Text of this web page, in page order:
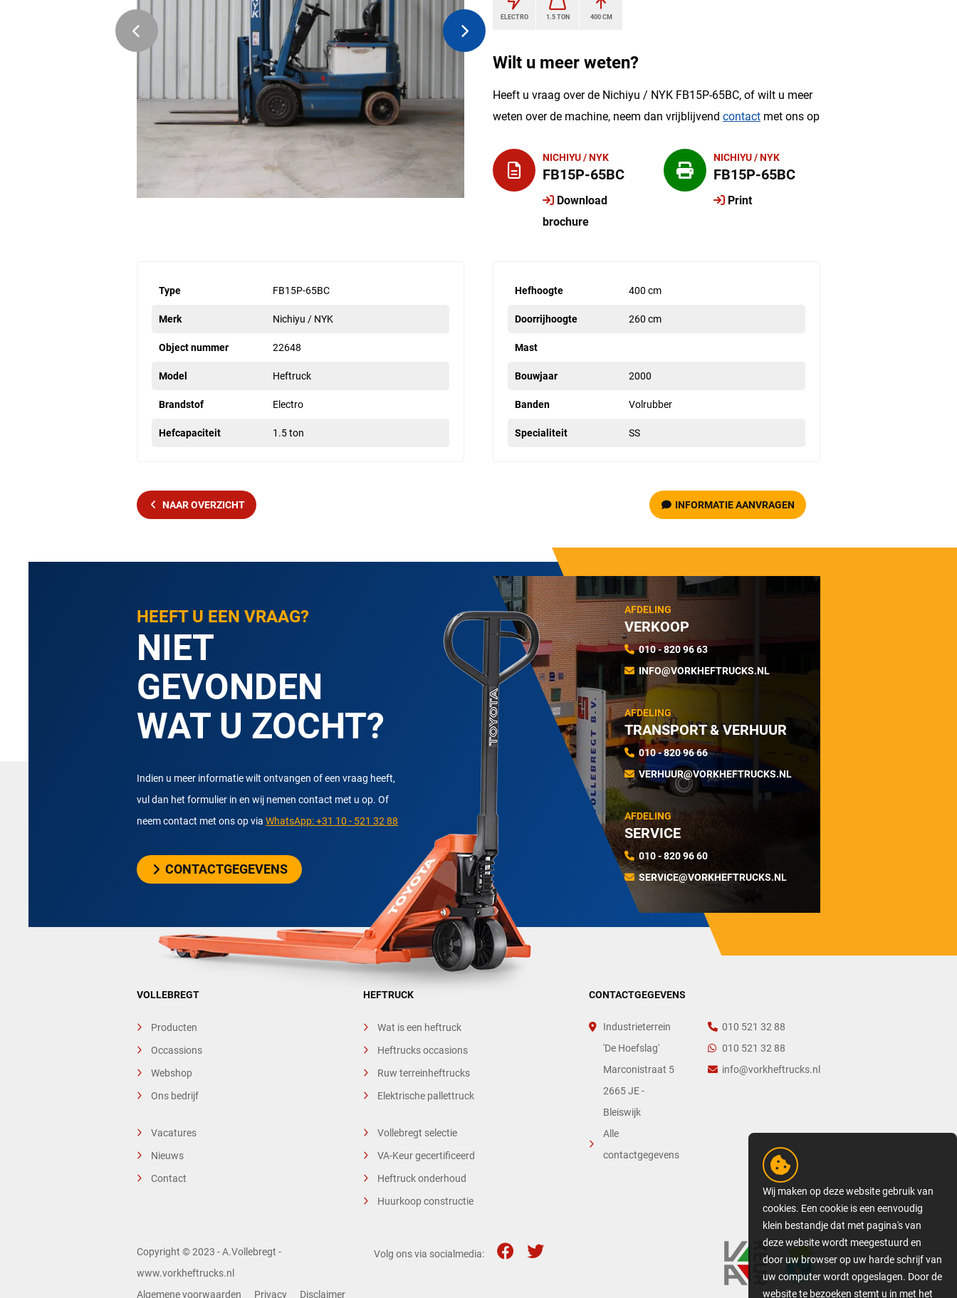
ELECTRO 1.5 TON 400 CM
Wilt u meer weten?
Heeft u vraag over de Nichiyu / NYK FB15P-65BC, of wilt u meer
weten over de machine, neem dan vrijblijvend contact met ons op
NICHIYU / NYK
FB15P-65BC
Download
brochure
NICHIYU / NYK
FB15P-65BC
Print
Type FB15P-65BC
Merk Nichiyu / NYK
Object nummer 22648
Model Heftruck
Brandstof Electro
Hefcapaciteit 1.5 ton
Hefhoogte 400 cm
Doorrijhoogte 260 cm
Mast
Bouwjaar 2000
Banden Volrubber
Specialiteit SS
NAAR OVERZICHT INFORMATIE AANVRAGEN
HEEFT U EEN VRAAG?
NIET
GEVONDEN
WAT U ZOCHT?
Indien u meer informatie wilt ontvangen of een vraag heeft,
vul dan het formulier in en wij nemen contact met u op. Of
neem contact met ons op via WhatsApp: +31 10 - 521 32 88
CONTACTGEGEVENS
AFDELING
VERKOOP
010 - 820 96 63
INFO@VORKHEFTRUCKS.NL
AFDELING
TRANSPORT & VERHUUR
010 - 820 96 66
VERHUUR@VORKHEFTRUCKS.NL
AFDELING
SERVICE
010 - 820 96 60
SERVICE@VORKHEFTRUCKS.NL
VOLLEBREGT
Producten
Occassions
Webshop
Ons bedrijf
Vacatures
Nieuws
Contact
HEFTRUCK
Wat is een heftruck
Heftrucks occasions
Ruw terreinheftrucks
Elektrische pallettruck
Vollebregt selectie
VA-Keur gecertificeerd
Heftruck onderhoud
Huurkoop constructie
CONTACTGEGEVENS
Industrieterrein
'De Hoefslag'
Marconistraat 5
2665 JE -
Bleiswijk
Alle
contactgegevens
010 521 32 88
010 521 32 88
info@vorkheftrucks.nl
Copyright © 2023 - A.Vollebregt -
www.vorkheftrucks.nl
Algemene voorwaarden
Privacy Disclaimer
Volg ons via socialmedia:
Wij maken op deze website gebruik van
cookies. Een cookie is een eenvoudig
klein bestandje dat met pagina's van
deze website wordt meegestuurd en
door uw browser op uw harde schrijf van
uw computer wordt opgeslagen. Door de
website te bezoeken stemt u in met het